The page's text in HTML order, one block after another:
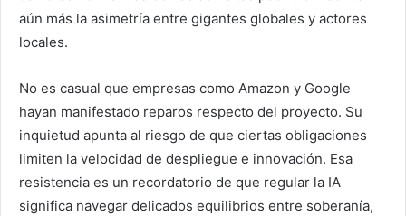
aún más la asimetría entre gigantes globales y actores
locales.
No es casual que empresas como Amazon y Google
hayan manifestado reparos respecto del proyecto. Su
inquietud apunta al riesgo de que ciertas obligaciones
limiten la velocidad de despliegue e innovación. Esa
resistencia es un recordatorio de que regular la IA
significa navegar delicados equilibrios entre soberanía,